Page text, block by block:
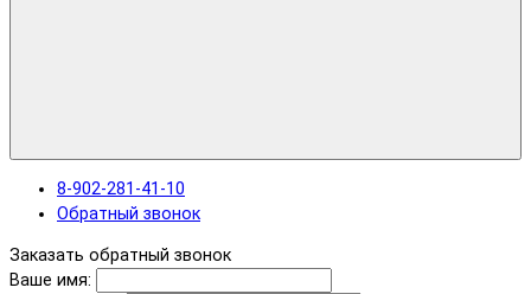
8-902-281-41-10
Обратный звонок
Заказать обратный звонок
Ваше имя: